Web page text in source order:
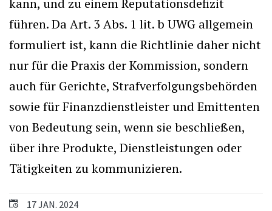
17 JAN. 2024
kann, und zu einem Reputationsdefizit
führen. Da Art. 3 Abs. 1 lit. b UWG allgemein
formuliert ist, kann die Richtlinie daher nicht
nur für die Praxis der Kommission, sondern
auch für Gerichte, Strafverfolgungsbehörden
sowie für Finanzdienstleister und Emittenten
von Bedeutung sein, wenn sie beschließen,
über ihre Produkte, Dienstleistungen oder
Tätigkeiten zu kommunizieren.